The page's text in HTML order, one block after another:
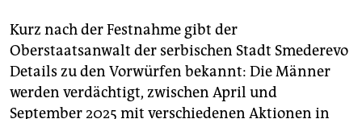
Kurz nach der Festnahme gibt der
Oberstaatsanwalt der serbischen Stadt Smederevo
Details zu den Vorwürfen bekannt: Die Männer
werden verdächtigt, zwischen April und
September 2025 mit verschiedenen Aktionen in